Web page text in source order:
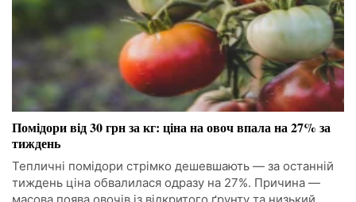
Помідори від 30 грн за кг: ціна на овоч впала на 27% за
тиждень
Тепличні помідори стрімко дешевшають — за останній
тиждень ціна обвалилася одразу на 27%. Причина —